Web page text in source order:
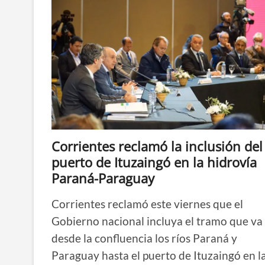
Corrientes reclamó la inclusión del
puerto de Ituzaingó en la hidrovía
Paraná-Paraguay
Corrientes reclamó este viernes que el
Gobierno nacional incluya el tramo que va
desde la confluencia los ríos Paraná y
Paraguay hasta el puerto de Ituzaingó en